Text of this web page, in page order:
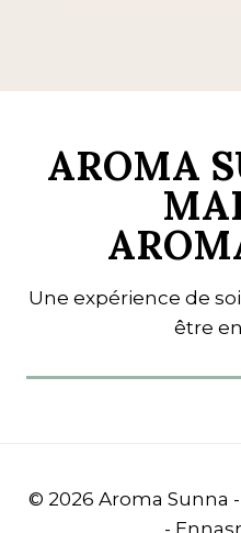
AROMA
Une expérience de
être
© 2026 Aroma Sunna